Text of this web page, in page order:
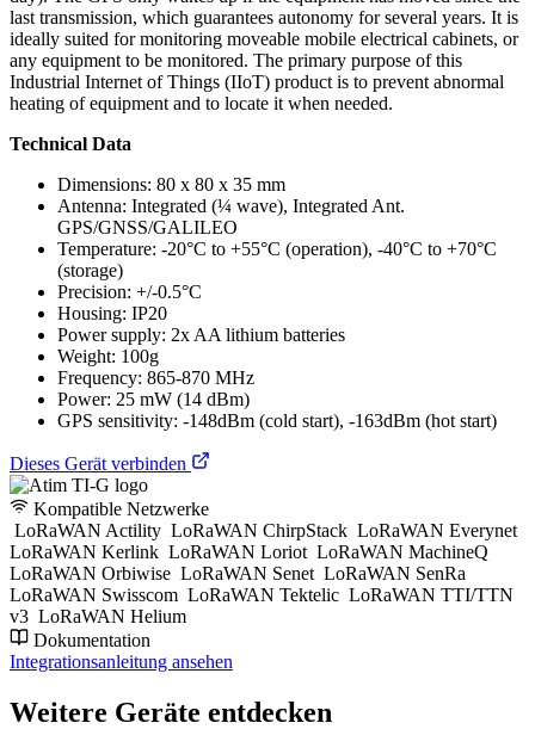
last transmission, which guarantees autonomy for several years. It is
ideally suited for monitoring moveable mobile electrical cabinets, or
any equipment to be monitored. The primary purpose of this
Industrial Internet of Things (IIoT) product is to prevent abnormal
heating of equipment and to locate it when needed.
Technical Data
Dimensions: 80 x 80 x 35 mm
Antenna: Integrated (¼ wave), Integrated Ant.
GPS/GNSS/GALILEO
Temperature: -20°C to +55°C (operation), -40°C to +70°C
(storage)
Precision: +/-0.5°C
Housing: IP20
Power supply: 2x AA lithium batteries
Weight: 100g
Frequency: 865-870 MHz
Power: 25 mW (14 dBm)
GPS sensitivity: -148dBm (cold start), -163dBm (hot start)
Dieses Gerät verbinden
Kompatible Netzwerke
LoRaWAN Actility LoRaWAN ChirpStack LoRaWAN Everynet
LoRaWAN Kerlink LoRaWAN Loriot LoRaWAN MachineQ
LoRaWAN Orbiwise LoRaWAN Senet LoRaWAN SenRa
LoRaWAN Swisscom LoRaWAN Tektelic LoRaWAN TTI/TTN
v3 LoRaWAN Helium
Dokumentation
Integrationsanleitung ansehen
Weitere Geräte entdecken